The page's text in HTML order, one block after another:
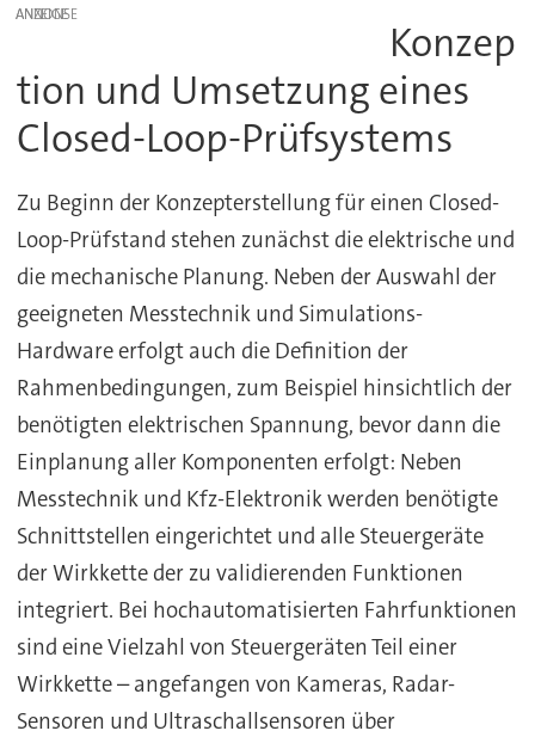
ANZEIGE
Konzep
tion und Umsetzung eines
Closed-Loop-Prüfsystems
Zu Beginn der Konzepterstellung für einen Closed-
Loop-Prüfstand stehen zunächst die elektrische und
die mechanische Planung. Neben der Auswahl der
geeigneten Messtechnik und Simulations-
Hardware erfolgt auch die Definition der
Rahmenbedingungen, zum Beispiel hinsichtlich der
benötigten elektrischen Spannung, bevor dann die
Einplanung aller Komponenten erfolgt: Neben
Messtechnik und Kfz-Elektronik werden benötigte
Schnittstellen eingerichtet und alle Steuergeräte
der Wirkkette der zu validierenden Funktionen
integriert. Bei hochautomatisierten Fahrfunktionen
sind eine Vielzahl von Steuergeräten Teil einer
Wirkkette – angefangen von Kameras, Radar-
Sensoren und Ultraschallsensoren über